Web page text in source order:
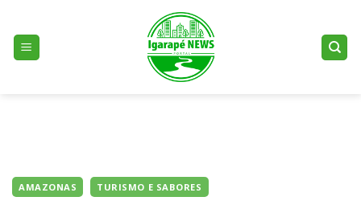
content
AMAZONAS TURISMO E SABORES